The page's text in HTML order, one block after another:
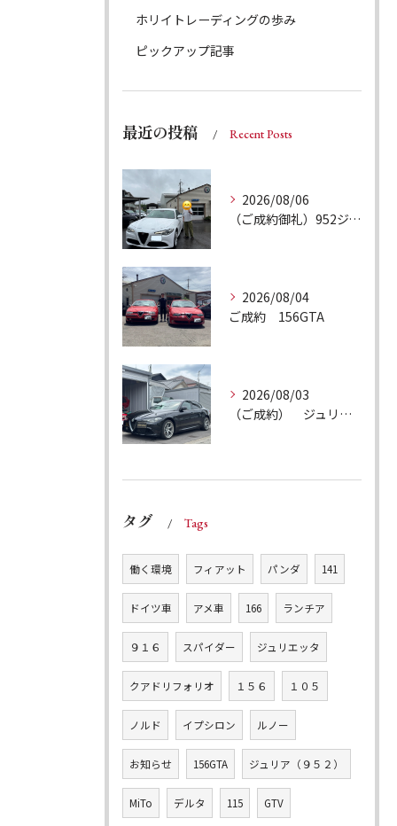
ホリイトレーディングの歩み
ピックアップ記事
最近の投稿 Recent Posts
2026/08/06
（ご成約御礼）952ジュリア スーパー
2026/08/04
ご成約 156GTA
2026/08/03
（ご成約） ジュリア ヴェローチェQ4
タグ Tags
働く環境 フィアット パンダ 141
ドイツ車 アメ車 166 ランチア
９１６ スパイダー ジュリエッタ
クアドリフォリオ １５６ １０５
ノルド イプシロン ルノー
お知らせ 156GTA ジュリア（９５２）
MiTo デルタ 115 GTV